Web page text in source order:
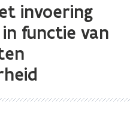
gaan
invoering
functie van